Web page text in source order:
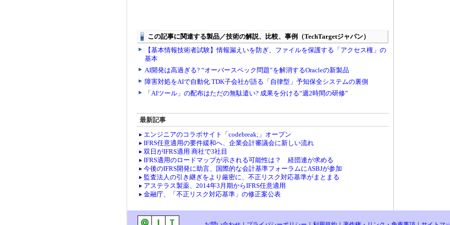
最新記事
エンジニアのコラボサイト「codebreak;」オープン
IFRS任意適用の要件緩和へ、企業会計審議会に新しい流れ
双日がIFRS適用 商社で3社目
IFRS適用のロードマップが示される可能性は？ 経団連が求める
今後のIFRS開発に助言、国際的な会計基準フォーラムにASBJが参加
監査法人の引き継ぎをより厳密に、不正リスク対応基準がまとまる
アステラス製薬、2014年3月期からIFRS任意適用
金融庁、「不正リスク対応基準」の修正案公表